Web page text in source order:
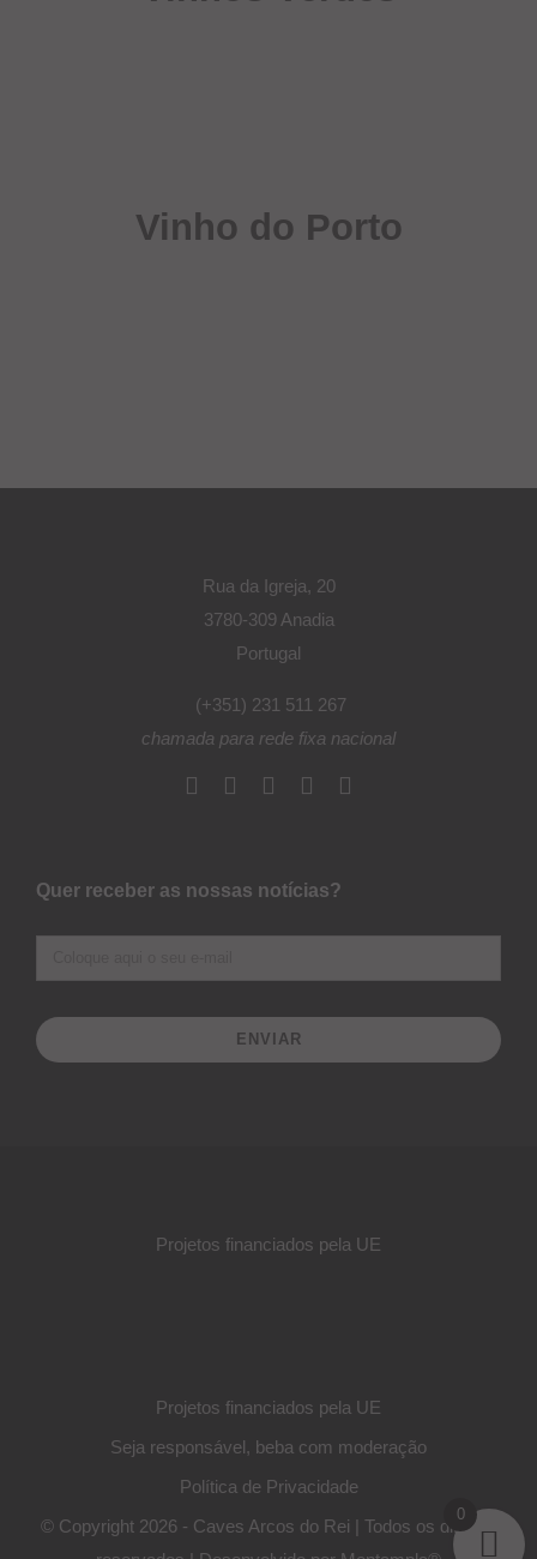
Vinho do Porto
Rua da Igreja, 20
3780-309 Anadia
Portugal
(+351) 231 511 267
chamada para rede fixa nacional
Quer receber as nossas notícias?
ENVIAR
Projetos financiados pela UE
Projetos financiados pela UE
Seja responsável, beba com moderação
Política de Privacidade
© Copyright 2026 - Caves Arcos do Rei | Todos os direitos
0